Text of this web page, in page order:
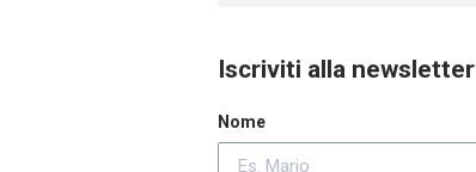
Iscriviti alla newsletter
Nome